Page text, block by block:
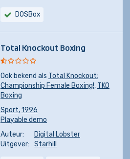
DOSBox
Total Knockout Boxing
Ook bekend als Total Knockout:
Championship Female Boxing!, TKO
Boxing
Sport,1996
Playable demo
Auteur:
Digital Lobster
Uitgever:
Starhill